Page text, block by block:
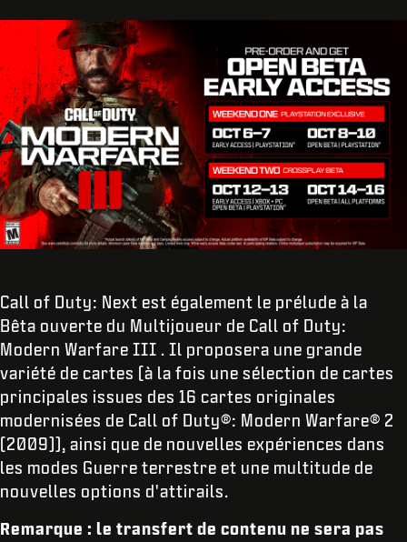
Call of Duty: Next est également le prélude à la
Bêta ouverte du Multijoueur de Call of Duty:
Modern Warfare III . Il proposera une grande
variété de cartes (à la fois une sélection de cartes
principales issues des 16 cartes originales
modernisées de Call of Duty®: Modern Warfare® 2
(2009)), ainsi que de nouvelles expériences dans
les modes Guerre terrestre et une multitude de
nouvelles options d'attirails.
Remarque : le transfert de contenu ne sera pas